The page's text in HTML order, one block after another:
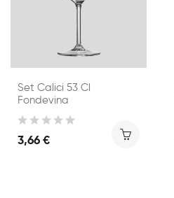
Set Calici 53 Cl
Fondevina
3,66 €